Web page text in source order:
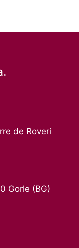
de Roveri
Gorle (BG)